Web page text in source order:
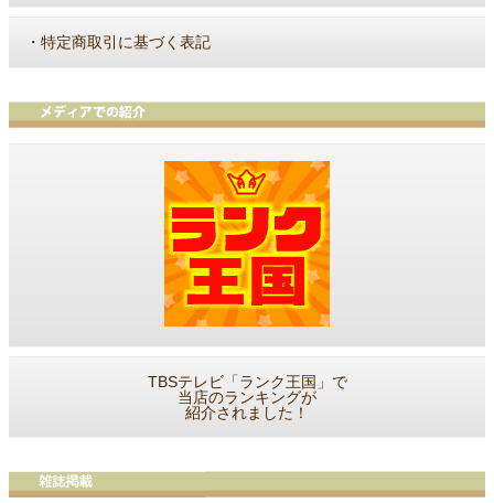
・ 特定商取引に基づく表記
TBSテレビ「ランク王国」で
当店のランキングが
紹介されました！